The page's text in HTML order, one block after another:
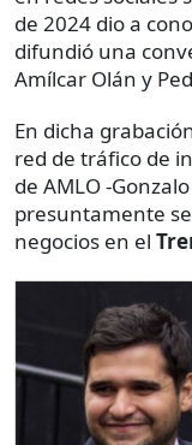
de 2024 dio a
difundió una
Amílcar Olán y
En dicha
red de tráfico de
de AMLO -
presuntamente
negocios en el